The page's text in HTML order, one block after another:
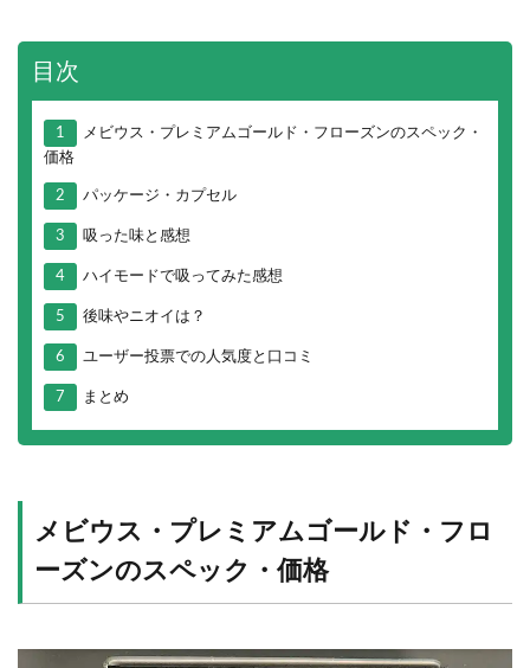
目次
1
メビウス・プレミアムゴールド・フローズンのスペック・
価格
2 パッケージ・カプセル
3 吸った味と感想
4 ハイモードで吸ってみた感想
5 後味やニオイは？
6 ユーザー投票での人気度と口コミ
7 まとめ
メビウス・プレミアムゴールド・フロ
ーズンのスペック・価格